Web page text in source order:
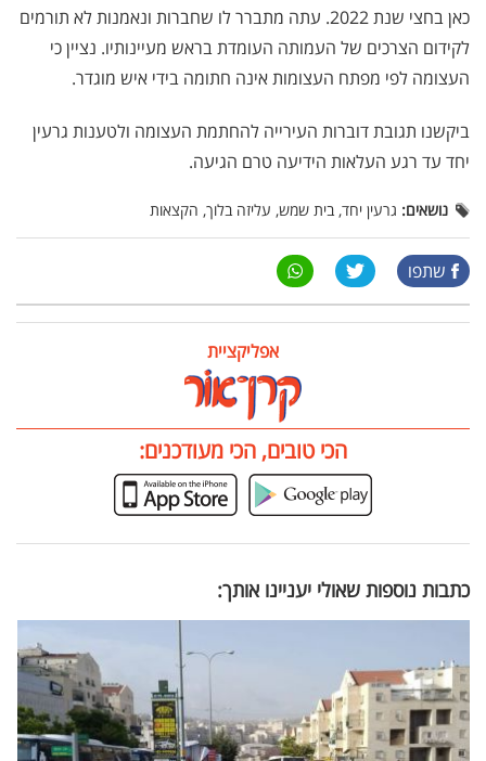
כאן בחצי שנת 2022. עתה מתברר לו שחברות ונאמנות לא תורמים
לקידום הצרכים של העמותה העומדת בראש מעיינותיו. נציין כי
העצומה לפי מפתח העצומות אינה חתומה בידי איש מוגדר.
ביקשנו תגובת דוברות העירייה להחתמת העצומה ולטענות גרעין
יחד עד רגע העלאות הידיעה טרם הגיעה.
נושאים: גרעין יחד, בית שמש, עליזה בלוך, הקצאות
שתפו
אפליקציית
הכי טובים, הכי מעודכנים:
כתבות נוספות שאולי יעניינו אותך: